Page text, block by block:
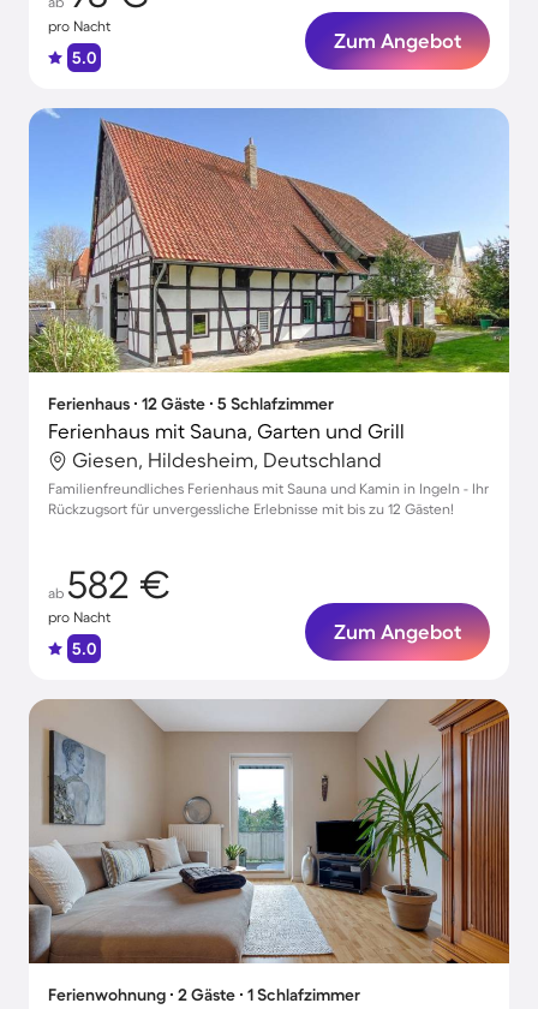
pro Nacht
5.0
Zum Angebot
Ferienhaus ∙ 12 Gäste ∙ 5 Schlafzimmer
Ferienhaus mit Sauna, Garten und Grill
Giesen, Hildesheim, Deutschland
Familienfreundliches Ferienhaus mit Sauna und Kamin in Ingeln - Ihr
Rückzugsort für unvergessliche Erlebnisse mit bis zu 12 Gästen!
ab 582 €
pro Nacht
5.0
Zum Angebot
Ferienwohnung ∙ 2 Gäste ∙ 1 Schlafzimmer